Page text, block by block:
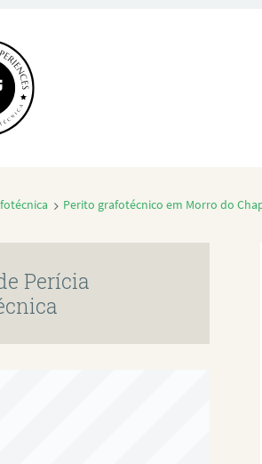
Perito grafotécnico em Morro do
Perícia